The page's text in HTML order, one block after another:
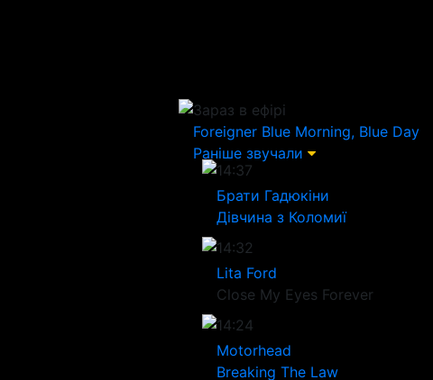
Зараз в ефірі
Foreigner Blue Morning, Blue Day
Раніше звучали
14:37
Брати Гадюкіни
Дівчина з Коломиї
14:32
Lita Ford
Close My Eyes Forever
14:24
Motorhead
Breaking The Law